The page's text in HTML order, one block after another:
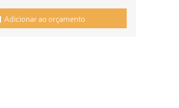
Adicionar ao orçamento